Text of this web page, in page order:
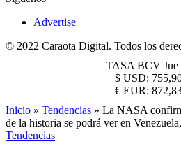
Advertise
© 2022 Caraota Digital. Todos los
TASA BCV
$ USD:
€ EUR:
Inicio » Tendencias » La NASA
de la historia se podrá ver en
Tendencias